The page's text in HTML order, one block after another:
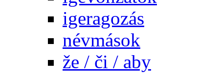
igeragozás
névmások
že / či / aby